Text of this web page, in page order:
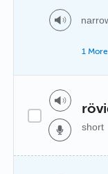
1
short